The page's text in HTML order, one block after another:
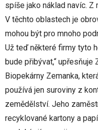
spíše jako náklad navíc.
V těchto oblastech je
mohou být pro mnoho
Už teď některé firmy tyto
bude přibývat,“ upřesňuje
Biopekárny Zemanka,
používá jen suroviny z
zemědělství. Jeho
recyklované kartony a